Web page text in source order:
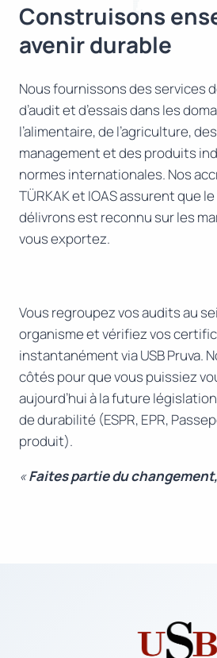
Construisons
avenir durable
Nous fournissons des services
d’audit et d’essais dans les
l’alimentaire, de l’agriculture,
management et des produits
normes internationales. Nos
TÜRKAK et IOAS assurent que
délivrons est reconnu sur les
vous exportez.
Vous regroupez vos audits au
organisme et vérifiez vos
instantanément via USB Pruva.
côtés pour que vous puissiez
aujourd’hui à la future
de durabilité (ESPR, EPR,
produit).
«Faites partie du